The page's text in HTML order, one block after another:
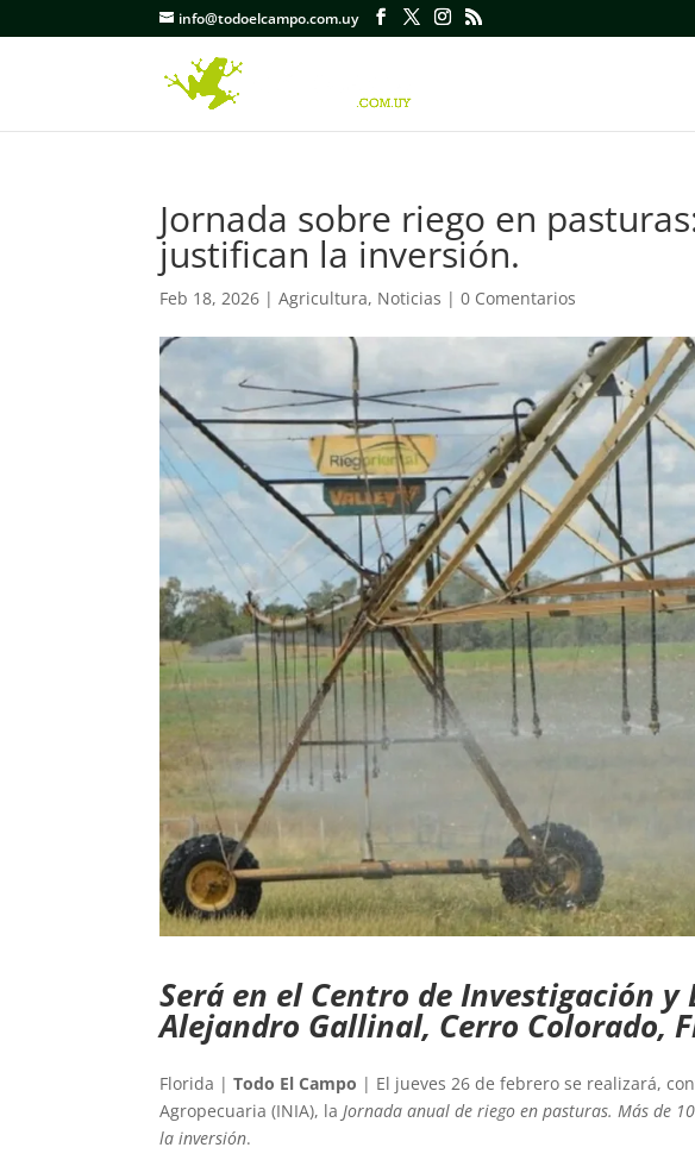
info@todoelcampo.com.uy
Jornada sobre riego en
justifican la inversión.
Feb 18, 2026 |Agricultura, Noticias |0 Comentarios
Será en el Centro de Investigación
Alejandro Gallinal, Cerro Colorado,
Florida |Todo El Campo | El jueves 26 de febrero se realizará,
Agropecuaria (INIA), laJornada anual de riego en pasturas. Más de
la inversión.